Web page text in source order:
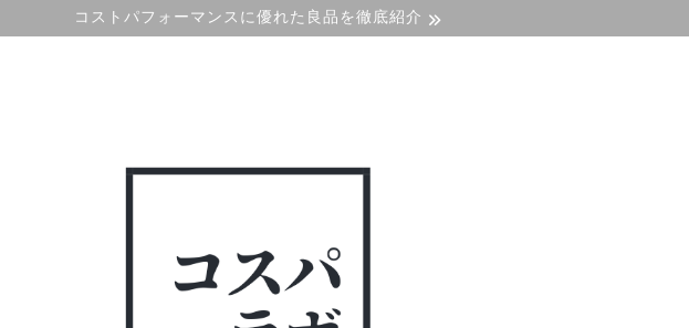
コストパフォーマンスに優れた良品を徹底紹介